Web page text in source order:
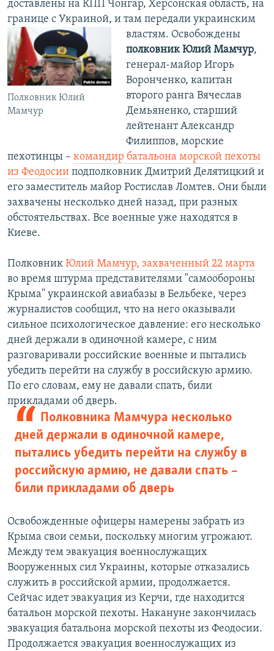
доставлены на КПП Чонгар, Херсонская область, на
границе с Украиной, и там передали украинским
властям.
Полковник Юлий
Мамчур
Освобождены
полковник Юлий Мамчур,
генерал-майор Игорь
Воронченко, капитан
второго ранга Вячеслав
Демьяненко, старший
лейтенант Александр
Филиппов, морские
пехотинцы – командир батальона морской пехоты
из Феодосии подполковник Дмитрий Делятицкий и
его заместитель майор Ростислав Ломтев. Они были
захвачены несколько дней назад, при разных
обстоятельствах. Все военные уже находятся в
Киеве.
Полковник Юлий Мамчур, захваченный 22 марта
во время штурма представителями "самообороны
Крыма" украинской авиабазы в Бельбеке, через
журналистов сообщил, что на него оказывали
сильное психологическое давление: его несколько
дней держали в одиночной камере, с ним
разговаривали российские военные и пытались
убедить перейти на службу в российскую армию.
По его словам, ему не давали спать, били
прикладами об дверь.
Полковника Мамчура несколько
дней держали в одиночной камере,
пытались убедить перейти на службу в
российскую армию, не давали спать –
били прикладами об дверь
Освобожденные офицеры намерены забрать из
Крыма свои семьи, поскольку многим угрожают.
Между тем эвакуация военнослужащих
Вооруженных сил Украины, которые отказались
служить в российской армии, продолжается.
Сейчас идет эвакуация из Керчи, где находится
батальон морской пехоты. Накануне закончилась
эвакуация батальона морской пехоты из Феодосии.
Продолжается эвакуация военнослужащих из